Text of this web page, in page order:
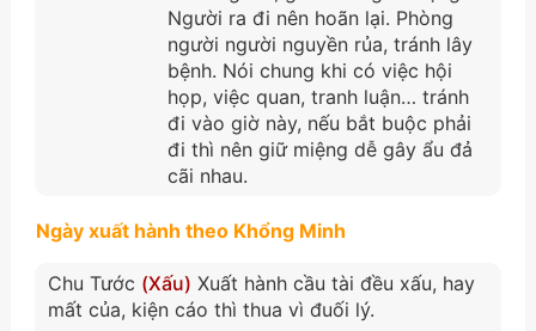
Người ra đi nên hoãn lại. Phòng
người người nguyền rủa, tránh lây
bệnh. Nói chung khi có việc hội
họp, việc quan, tranh luận… tránh
đi vào giờ này, nếu bắt buộc phải
đi thì nên giữ miệng dễ gây ẩu đả
cãi nhau.
Ngày xuất hành theo Khổng Minh
Chu Tước (Xấu) Xuất hành cầu tài đều xấu, hay
mất của, kiện cáo thì thua vì đuối lý.